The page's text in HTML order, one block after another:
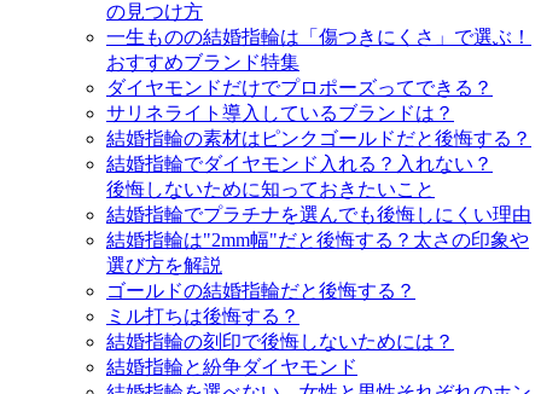
の見つけ方
一生ものの結婚指輪は「傷つきにくさ」で選ぶ！
おすすめブランド特集
ダイヤモンドだけでプロポーズってできる？
サリネライト導入しているブランドは？
結婚指輪の素材はピンクゴールドだと後悔する？
結婚指輪でダイヤモンド入れる？入れない？
後悔しないために知っておきたいこと
結婚指輪でプラチナを選んでも後悔しにくい理由
結婚指輪は"2mm幅"だと後悔する？太さの印象や
選び方を解説
ゴールドの結婚指輪だと後悔する？
ミル打ちは後悔する？
結婚指輪の刻印で後悔しないためには？
結婚指輪と紛争ダイヤモンド